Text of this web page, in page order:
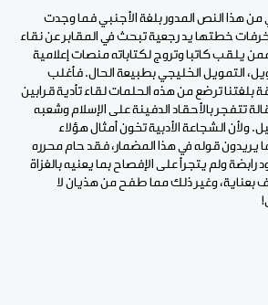
هذا النص المدور بلغة الأجنبي فما وجدت
خطتها يد رجعية تبحث في المقابر عن نقاء
يلقب كاتبا وتروج لكتاباته منصات إعلامية
التمويل الخليجي بطبيعة الحال. فأغلب
بلغتنا ترضع من هذه الحلمات لقاء تأدية قرابين
تتفجر بالأحقاد الدفينة على الإسلام وشعبه
ولأن الشجاعة الأدبية تخون أمثال هؤلاء
يريدون قوله في هذا المضمار، فقد حام محرره
ولم يتجرأ على الإفصاح بما يعنيه بالغزاة
بعناية، وغير ذلك مما طفح من هذيان لا